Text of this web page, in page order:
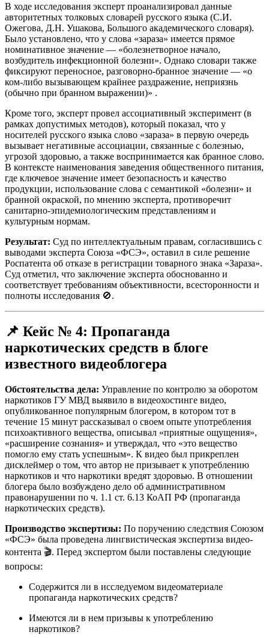
В ходе исследования эксперт проанализировал данные
авторитетных толковых словарей русского языка (С.И.
Ожегова, Д.Н. Ушакова, Большого академического словаря).
Было установлено, что у слова «зараза» имеется прямое
номинативное значение — «болезнетворное начало,
возбудитель инфекционной болезни». Однако словари также
фиксируют переносное, разговорно-бранное значение — «о
ком-либо вызывающем крайнее раздражение, неприязнь
(обычно при бранном выражении)» .
Кроме того, эксперт провел ассоциативный эксперимент (в
рамках допустимых методов), который показал, что у
носителей русского языка слово «зараза» в первую очередь
вызывает негативные ассоциации, связанные с болезнью,
угрозой здоровью, а также воспринимается как бранное слово.
В контексте наименования заведения общественного питания,
где ключевое значение имеет безопасность и качество
продукции, использование слова с семантикой «болезни» и
бранной окраской, по мнению эксперта, противоречит
санитарно-эпидемиологическим представлениям и
культурным нормам.
Результат: Суд по интеллектуальным правам, согласившись с
выводами эксперта Союза «ФСЭ», оставил в силе решение
Роспатента об отказе в регистрации товарного знака «Зараза».
Суд отметил, что заключение эксперта обоснованно и
соответствует требованиям объективности, всесторонности и
полноты исследования 🚫.
📌 Кейс № 4: Пропаганда
наркотических средств в блоге
известного видеоблогера
Обстоятельства дела: Управление по контролю за оборотом
наркотиков ГУ МВД выявило в видеохостинге видео,
опубликованное популярным блогером, в котором тот в
течение 15 минут рассказывал о своем опыте употребления
психоактивного вещества, описывал «приятные ощущения»,
«расширение сознания» и утверждал, что «это вещество
помогло ему стать успешным». К видео был прикреплен
дисклеймер о том, что автор не призывает к употреблению
наркотиков и что наркотики вредят здоровью. В отношении
блогера было возбуждено дело об административном
правонарушении по ч. 1.1 ст. 6.13 КоАП РФ (пропаганда
наркотических средств).
Производство экспертизы: По поручению следствия Союзом
«ФСЭ» была проведена лингвистическая экспертиза видео-
контента 🎬. Перед экспертом были поставлены следующие
вопросы:
Содержится ли в исследуемом видеоматериале
пропаганда наркотических средств?
Имеются ли в нем призывы к употреблению
наркотиков?